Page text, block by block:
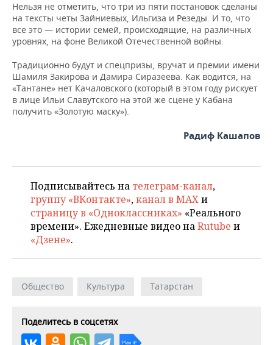
Нельзя не отметить, что три из пяти постановок сделаны
на тексты четы Зайниевых, Ильгиза и Резеды. И то, что
все это — истории семей, происходящие, на различных
уровнях, на фоне Великой Отечественной войны.
Традиционно будут и спецпризы, вручат и премии имени
Шамиля Закирова и Дамира Сиразеева. Как водится, на
«Тантане» нет Качаловского (который в этом году рискует
в лице Ильи Славутского на этой же сцене у Кабана
получить «Золотую маску»).
Радиф Кашапов
Подписывайтесь на телеграм-канал,
группу «ВКонтакте»,канал в MAXи
страницу в «Одноклассниках» «Реального
времени». Ежедневные видео наRutube и
«Дзене».
Общество Культура Татарстан
Поделитесь в соцсетях